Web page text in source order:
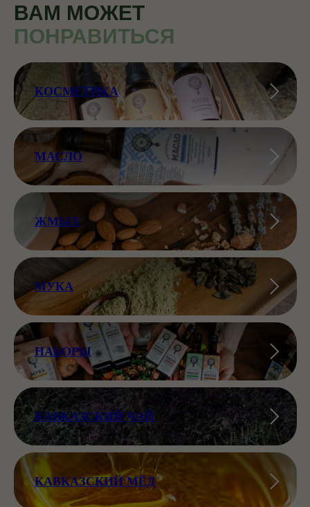
ВАМ МОЖЕТ
ПОНРАВИТЬСЯ
КОСМЕТИКА
МАСЛО
ЖМЫХ
МУКА
НАБОРЫ
КАВКАЗСКИЙ ЧАЙ
КАВКАЗСКИЙ МЁД